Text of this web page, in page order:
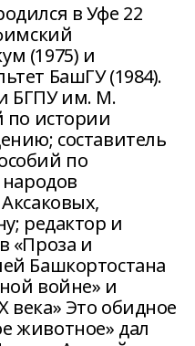
в Уфе 22
(1975) и
БашГУ (1984).
БГПУ им. М.
по истории
составитель
по
народов
редактор и
«Проза и
Башкортостана
войне» и
Это обидное
животное» дал